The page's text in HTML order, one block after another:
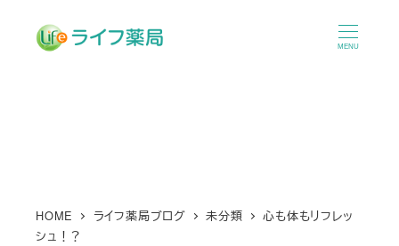
MENU
HOME ライフ薬局ブログ 未分類
心も体もリフレッ
シュ！？